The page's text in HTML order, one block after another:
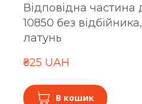
Відповідна частина
10850 без
латунь
₴25 UAH
В кошик